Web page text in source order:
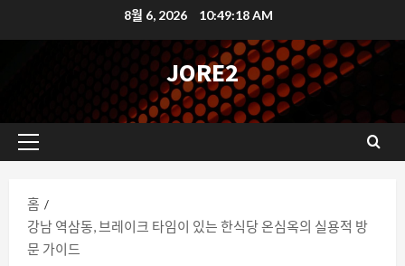
텐
가
8월 6, 2026 10:49:19 AM
JORE2
기
메
뉴
홈
강남 역삼동, 브레이크 타임이 있는 한식당 온심옥의 실용적 방
문 가이드